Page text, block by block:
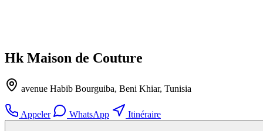
Hk Maison de Couture
avenue Habib Bourguiba, Beni Khiar, Tunisia
Appeler WhatsApp Itinéraire